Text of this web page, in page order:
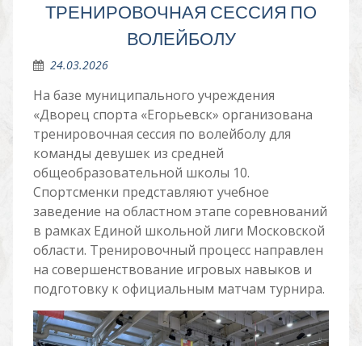
ТРЕНИРОВОЧНАЯ СЕССИЯ ПО
ВОЛЕЙБОЛУ
24.03.2026
На базе муниципального учреждения
«Дворец спорта «Егорьевск» организована
тренировочная сессия по волейболу для
команды девушек из средней
общеобразовательной школы 10.
Спортсменки представляют учебное
заведение на областном этапе соревнований
в рамках Единой школьной лиги Московской
области. Тренировочный процесс направлен
на совершенствование игровых навыков и
подготовку к официальным матчам турнира.